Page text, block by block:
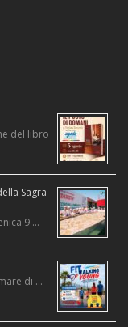
del libro
Sagra
9 …
di …